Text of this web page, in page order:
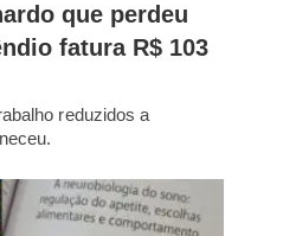
que perdeu
fatura R$ 103
reduzidos a